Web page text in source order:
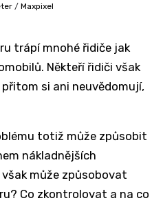
/ Maxpixel
trápí mnohé řidiče jak
Někteří řidiči však
si ani neuvědomují,
totiž může způsobit
nákladnějších
může způsobovat
Co zkontrolovat a na co